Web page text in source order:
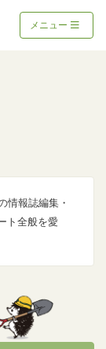
メニュー
情報誌編集・
ト全般を愛